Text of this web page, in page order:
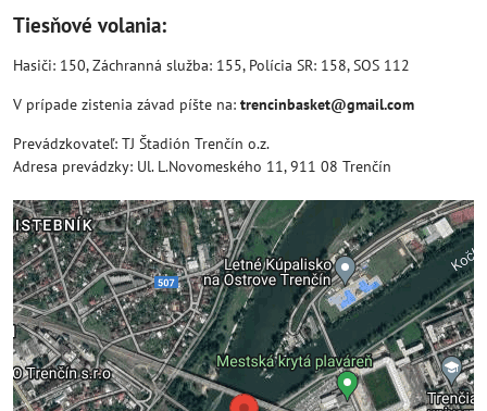
Tiesňové volania:
Hasiči: 150, Záchranná služba: 155, Polícia SR: 158, SOS 112
V prípade zistenia závad píšte na: trencinbasket@gmail.com
Prevádzkovateľ: TJ Štadión Trenčín o.z.
Adresa prevádzky: Ul. L.Novomeského 11, 911 08 Trenčín
Externý obsah je blokovaný Voľbami súkromia
Prajete si načítať externý obsah?